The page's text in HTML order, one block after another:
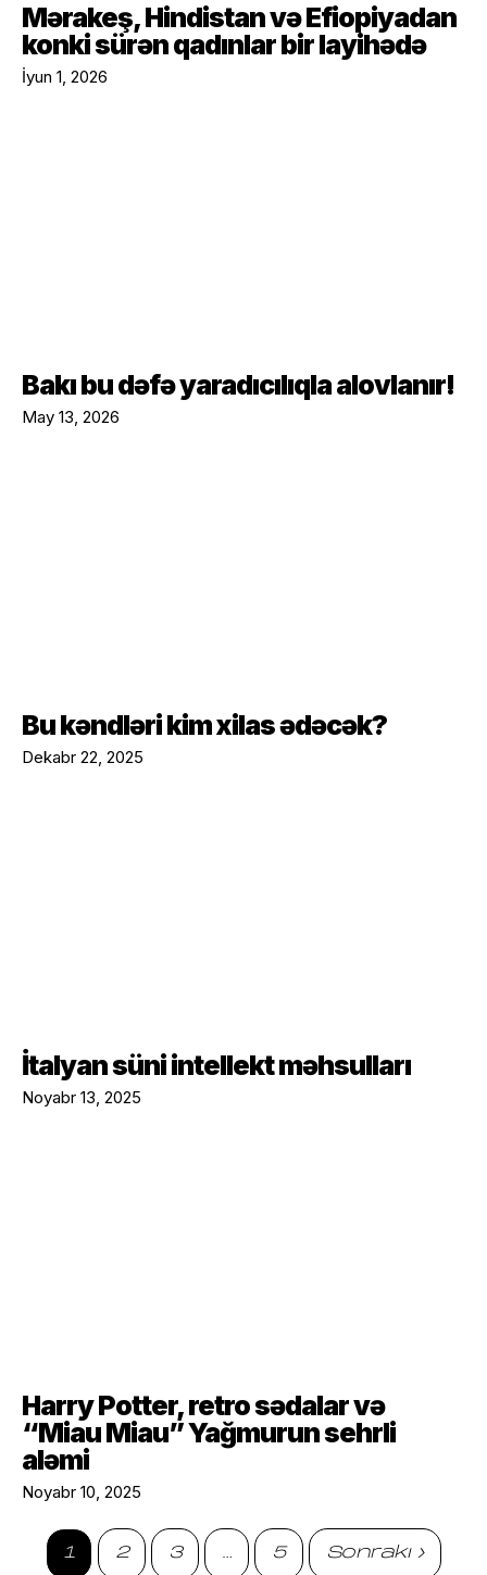
Mərakeş, Hindistan və Efiopiyadan
konki sürən qadınlar bir layihədə
İyun 1, 2026
Bakı bu dəfə yaradıcılıqla alovlanır!
May 13, 2026
Bu kəndləri kim xilas ədəcək?
Dekabr 22, 2025
İtalyan süni intellekt məhsulları
Noyabr 13, 2025
Harry Potter, retro sədalar və
“Miau Miau” Yağmurun sehrli
aləmi
Noyabr 10, 2025
1 2 3 … 5 Sonrakı ›